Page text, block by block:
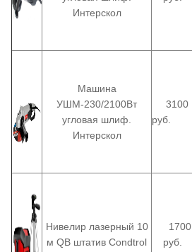
Интерскол
Машина
УШМ-230/2100Вт
угловая шлиф.
Интерскол
3100
руб.
Нивелир лазерный 10
м QB штатив Condtrol
1700
руб.